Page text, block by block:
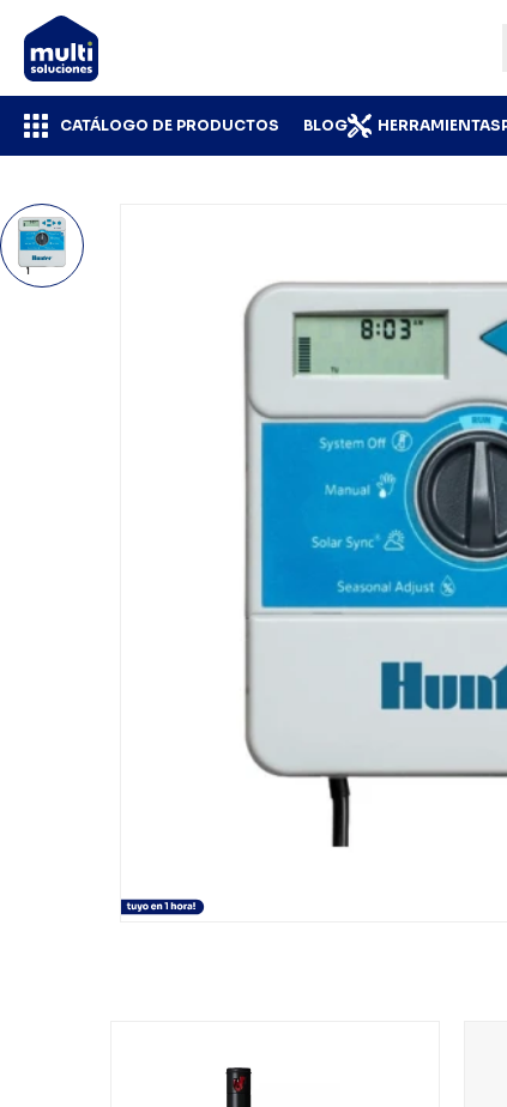
CATÁLOGO DE PRODUCTOS BLOG HERRAMIENTAS